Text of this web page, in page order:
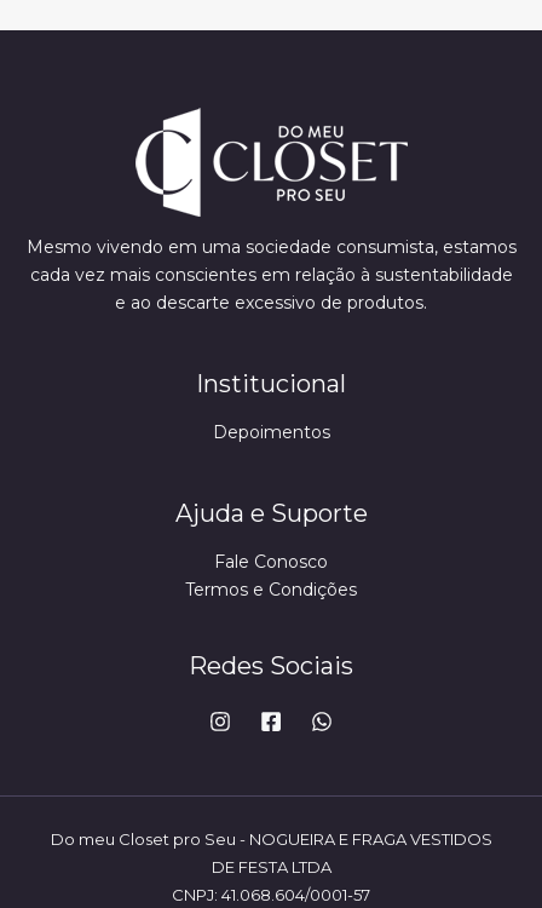
Mesmo vivendo em uma sociedade consumista, estamos
cada vez mais conscientes em relação à sustentabilidade
e ao descarte excessivo de produtos.
Institucional
Depoimentos
Ajuda e Suporte
Fale Conosco
Termos e Condições
Redes Sociais
Do meu Closet pro Seu - NOGUEIRA E FRAGA VESTIDOS
DE FESTA LTDA
CNPJ: 41.068.604/0001-57